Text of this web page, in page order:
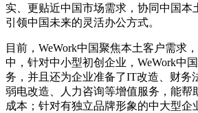
实、更贴近中国市场需求，协同中国本
引领中国未来的灵活办公方式。
目前，WeWork中国聚焦本土客户需求
中，针对中小型初创企业，WeWork中
务，并且还为企业准备了IT改造、财务
弱电改造、人力咨询等增值服务，能帮
成本；针对有独立品牌形象的中大型企